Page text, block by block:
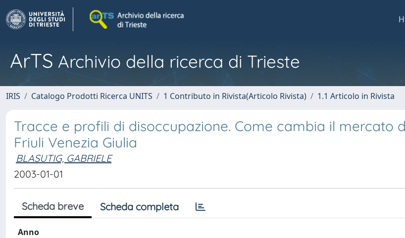
ArTS Archivio della ricerca di Trieste
IRIS Catalogo Prodotti Ricerca UNITS 1 Contributo in Rivista(Articolo Rivista) 1.1 Articolo in Rivista
Tracce e profili di disoccupazione. Come cambia il mercato
Friuli Venezia Giulia
BLASUTIG, GABRIELE
2003-01-01
Scheda breve Scheda completa
Anno